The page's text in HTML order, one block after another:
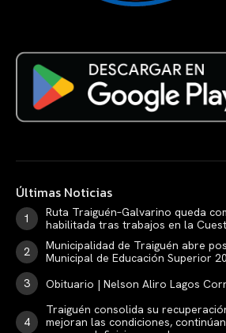
Últimas Noticias
Ruta Traiguén–Galvarino queda
habilitada tras trabajos en la
Municipalidad de Traiguén abre
Municipal de Educación Superior
Obituario | Nelson Aliro Lagos
Traiguén consolida su
mejoran las condiciones,